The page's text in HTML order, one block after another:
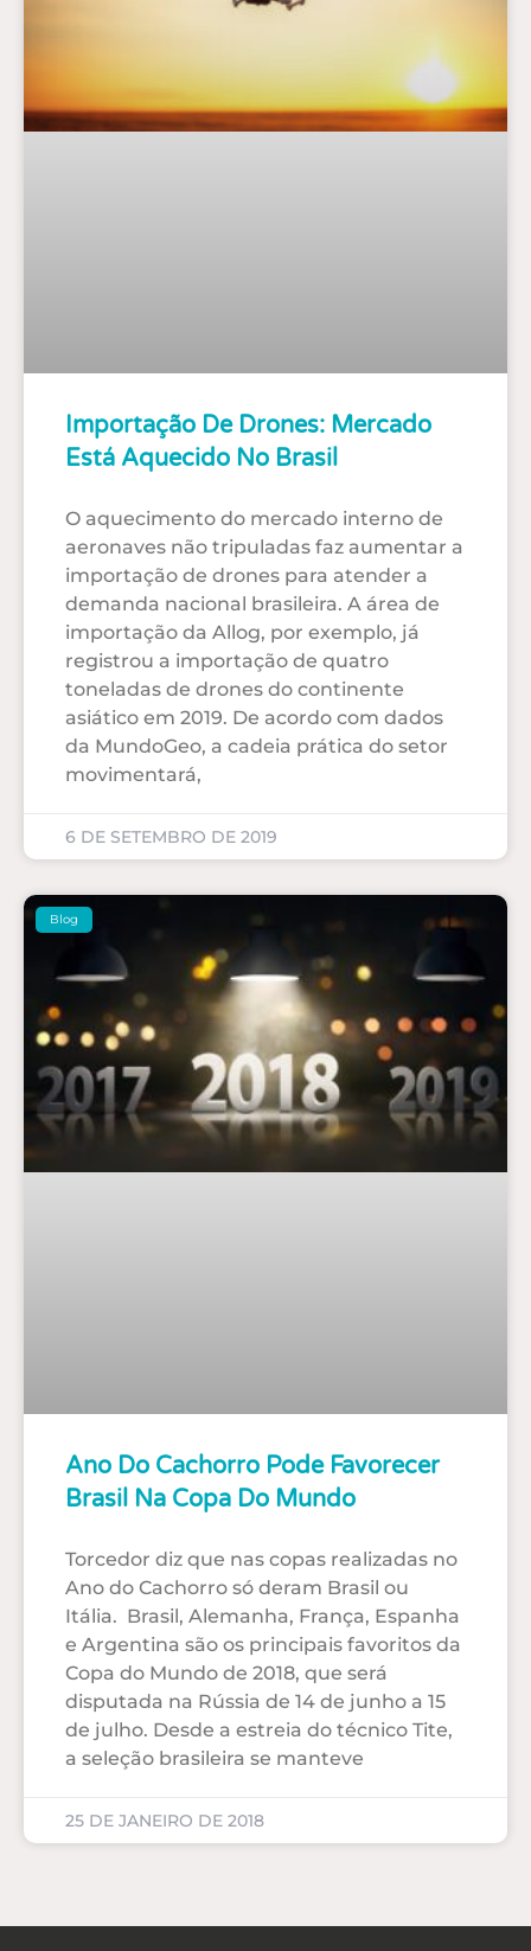
Importação De Drones: Mercado
Está Aquecido No Brasil
O aquecimento do mercado interno de
aeronaves não tripuladas faz aumentar a
importação de drones para atender a
demanda nacional brasileira. A área de
importação da Allog, por exemplo, já
registrou a importação de quatro
toneladas de drones do continente
asiático em 2019. De acordo com dados
da MundoGeo, a cadeia prática do setor
movimentará,
6 DE SETEMBRO DE 2019
Blog
Ano Do Cachorro Pode Favorecer
Brasil Na Copa Do Mundo
Torcedor diz que nas copas realizadas no
Ano do Cachorro só deram Brasil ou
Itália. Brasil, Alemanha, França, Espanha
e Argentina são os principais favoritos da
Copa do Mundo de 2018, que será
disputada na Rússia de 14 de junho a 15
de julho. Desde a estreia do técnico Tite,
a seleção brasileira se manteve
25 DE JANEIRO DE 2018